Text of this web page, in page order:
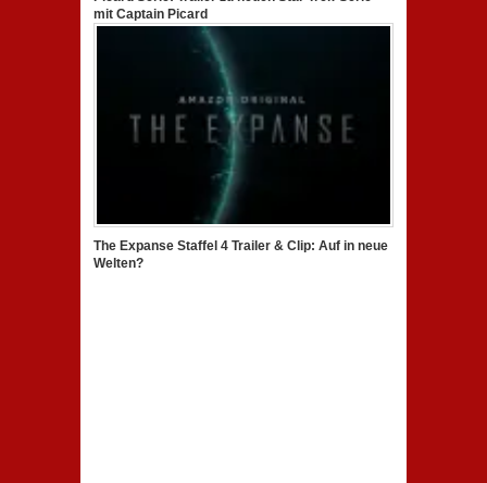
mit Captain Picard
The Expanse Staffel 4 Trailer & Clip: Auf in neue
Welten?